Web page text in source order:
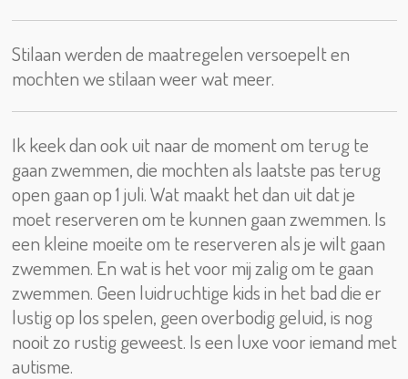
Stilaan werden de maatregelen versoepelt en
mochten we stilaan weer wat meer.
Ik keek dan ook uit naar de moment om terug te
gaan zwemmen, die mochten als laatste pas terug
open gaan op 1 juli. Wat maakt het dan uit dat je
moet reserveren om te kunnen gaan zwemmen. Is
een kleine moeite om te reserveren als je wilt gaan
zwemmen. En wat is het voor mij zalig om te gaan
zwemmen. Geen luidruchtige kids in het bad die er
lustig op los spelen, geen overbodig geluid, is nog
nooit zo rustig geweest. Is een luxe voor iemand met
autisme.